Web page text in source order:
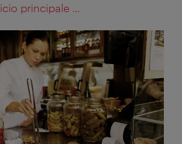
principale ...